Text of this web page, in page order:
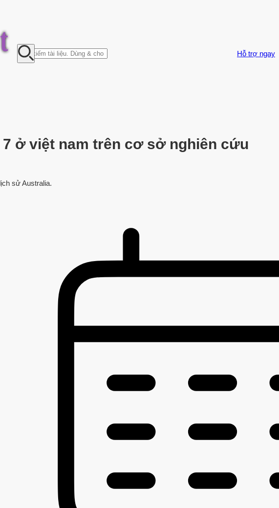
t Hỗ trợ ngay
ở việt nam trên cơ sở nghiên cứu
sử Australia.